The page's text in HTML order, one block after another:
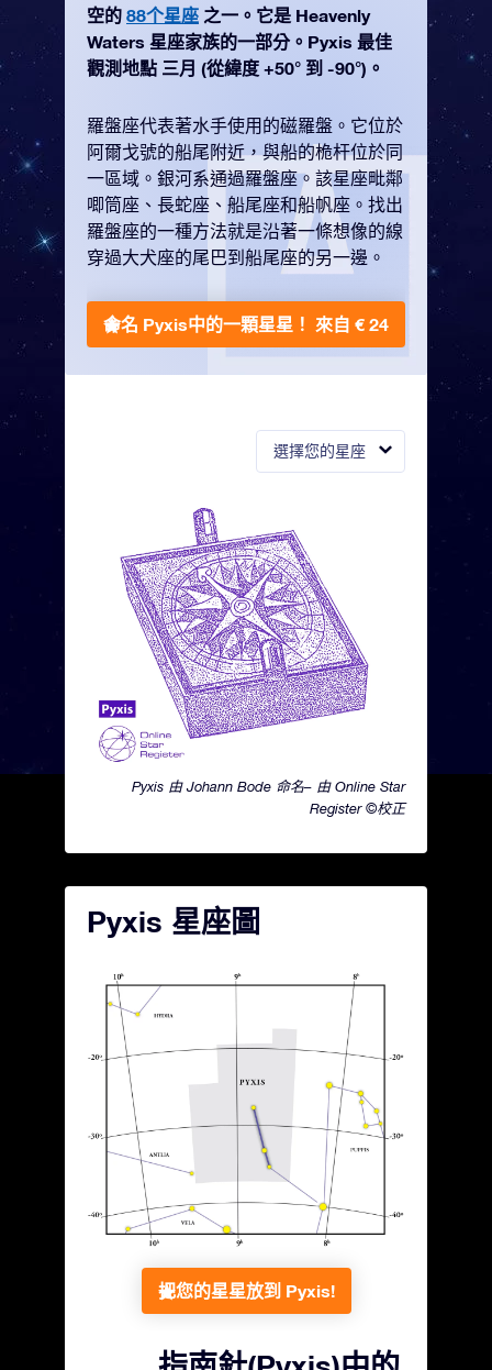
選擇您的星座
Pyxis 由 Johann Bode 命名– 由 Online Star
Register ©校正
空的 88个星座 之一。它是 Heavenly
Waters 星座家族的一部分。Pyxis 最佳
觀測地點 三月 (從緯度 +50° 到 -90°)。
羅盤座代表著水手使用的磁羅盤。它位於
阿爾戈號的船尾附近，與船的桅杆位於同
一區域。銀河系通過羅盤座。該星座毗鄰
唧筒座、長蛇座、船尾座和船帆座。找出
羅盤座的一種方法就是沿著一條想像的線
穿過大犬座的尾巴到船尾座的另一邊。
命名 Pyxis中的一顆星星！ 來自 € 24
Pyxis 星座圖
把您的星星放到 Pyxis!